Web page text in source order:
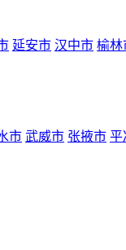
延安市 汉中市 榆林
市 武威市 张掖市 平